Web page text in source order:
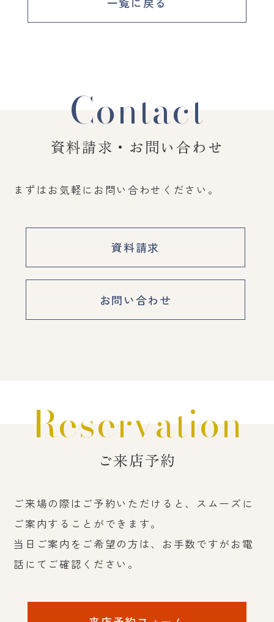
Contact
資料請求・お問い合わせ
まずはお気軽にお問い合わせください。
資料請求
お問い合わせ
Reservation
ご来店予約
ご来場の際はご予約いただけると、スムーズに
ご案内することができます。
当日ご案内をご希望の方は、お手数ですがお電
話にてご確認ください。